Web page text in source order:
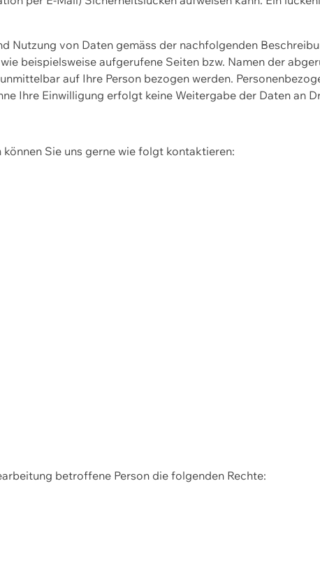
Nutzung von Daten gemäss der nachfolgenden
beispielsweise aufgerufene Seiten bzw. Namen der
auf Ihre Person bezogen werden.
Ihre Einwilligung erfolgt keine Weitergabe der Daten an
Sie uns gerne wie folgt kontaktieren:
betroffene Person die folgenden Rechte: